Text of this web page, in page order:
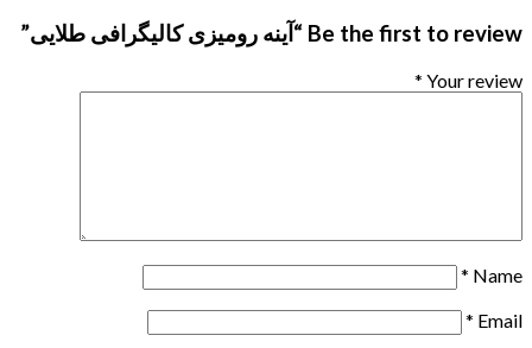
Be the first to review “آینه رومیزی کالیگرافی طلایی”
Your review
*
Name
*
Email
*